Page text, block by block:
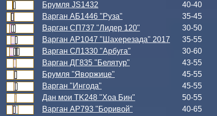
Брумля JS1432
40-40
Варган АБ1446 "Руза"
35-45
Варган СП737 "Лидер 120"
30-50
Варган АР1047 "Шахерезада" 2017
35-55
Варган СЛ1330 "Арбуга"
30-60
Варган ДГ835 "Белятур"
43-55
Брумля "Яворжице"
45-55
Варган "Ингода"
45-55
Дан мои TK248 "Хоа Бин"
50-55
Варган АР793 "Боривой"
40-65